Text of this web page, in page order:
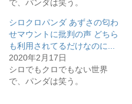
共
新
し
い
ウ
ィ
ン
ド
ウ
で
開
は
ク
ッ
ク
し
て
く
だ
さ
い
(
新
で、パンダは笑う。
シロクロパンダ あずさの匂わ
せマウントに批判の声 どちら
も利用されてるだけなのに...
2020年2月17日
シロでもクロでもない世界
で、パンダは笑う。